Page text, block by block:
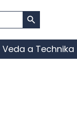
Search Button
Veda a Technika